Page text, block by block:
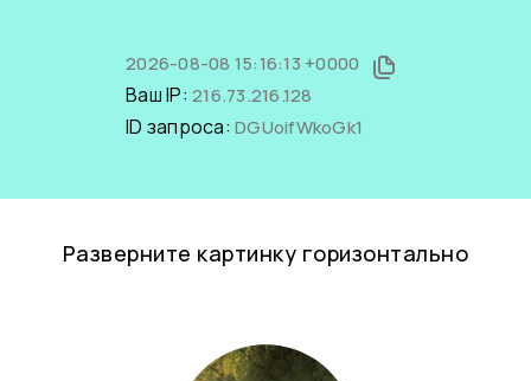
2026-08-08 15:16:13 +0000
Ваш IP: 216.73.216.128
ID запроса: DGUoifWkoGk1
Разверните картинку горизонтально